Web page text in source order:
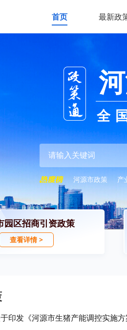
首页 最新政
全
河源市政策 产
园区招商引资政策
查看详情 >
印发《河源市生猪产能调控实施